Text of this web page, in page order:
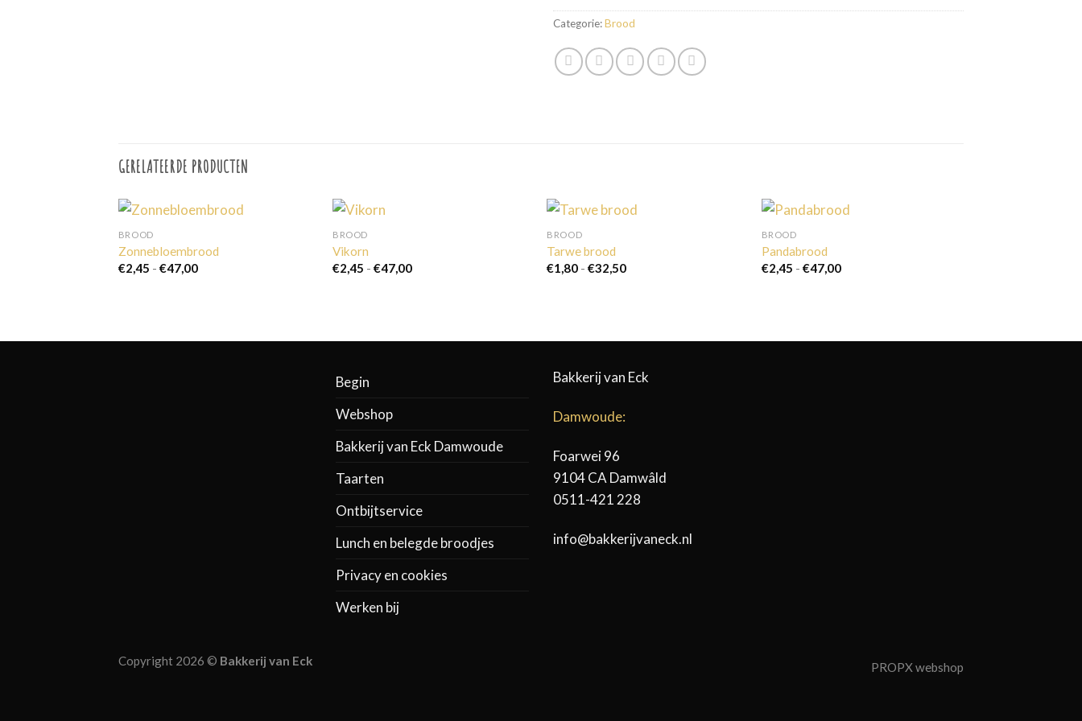
Categorie:Brood
GERELATEERDE PRODUCTEN
BROOD
Zonnebloembrood
€2,45 - €47,00Prijsklasse:
BROOD
Vikorn
€2,45 - €47,00Prijsklasse:
BROOD
Tarwe brood
€1,80 - €32,50Prijsklasse:
BROOD
Pandabrood
€2,45 - €47,00Prijsklasse:
Begin
Webshop
Bakkerij van Eck Damwoude
Taarten
Ontbijtservice
Lunch en belegde broodjes
Privacy en cookies
Werken bij
Bakkerij van Eck
Damwoude:
Foarwei 96
9104 CA Damwâld
0511-421 228
info@bakkerijvaneck.nl
PROPX webshop
Copyright 2026 © Bakkerij van Eck